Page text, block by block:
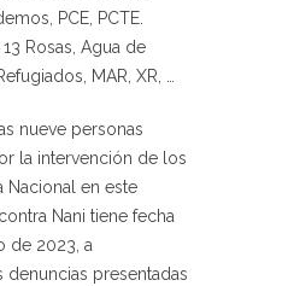
PCE, PCTE.
Rosas, Agua de
MAR, XR, …
nueve personas
la intervención de los
Nacional en este
Nani tiene fecha
de 2023, a
denuncias presentadas